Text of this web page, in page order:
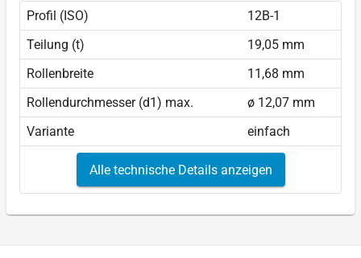
Profil (ISO)
12B-1
Teilung (t)
19,05 mm
Rollenbreite
11,68 mm
Rollendurchmesser (d1) max.
ø 12,07 mm
Variante
einfach
Alle technische Details anzeigen